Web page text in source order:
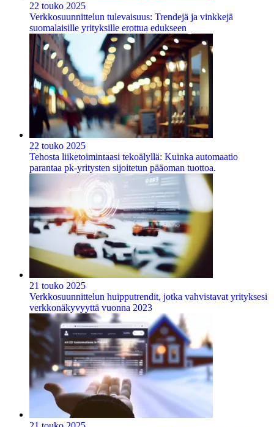
22 touko 2025
Verkkosuunnittelun tulevaisuus: Trendejä ja vinkkejä
suomalaisille yrityksille erottua edukseen
22 touko 2025
Tehosta liiketoimintaasi tekoälyllä: Kuinka automaatio
parantaa pk-yritysten sijoitetun pääoman tuottoa.
21 touko 2025
Verkkosuunnittelun huipputrendit, jotka vahvistavat yrityksesi
verkkonäkyvyyttä vuonna 2023